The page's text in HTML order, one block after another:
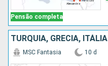
Pensão completa
TURQUIA, GRÉCIA, ITÁLIA
MSC Fantasia 10 d